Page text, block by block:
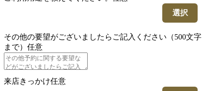
選択
その他の要望がございましたらご記入ください（500文字
まで） 任意
来店きっかけ任意